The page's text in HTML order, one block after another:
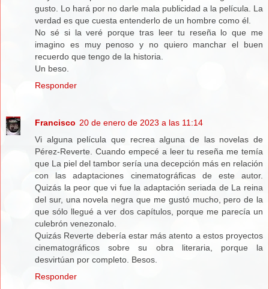
gusto. Lo hará por no darle mala publicidad a la película. La
verdad es que cuesta entenderlo de un hombre como él.
No sé si la veré porque tras leer tu reseña lo que me
imagino es muy penoso y no quiero manchar el buen
recuerdo que tengo de la historia.
Un beso.
Responder
Francisco 20 de enero de 2023 a las 11:14
Vi alguna película que recrea alguna de las novelas de
Pérez-Reverte. Cuando empecé a leer tu reseña me temía
que La piel del tambor sería una decepción más en relación
con las adaptaciones cinematográficas de este autor.
Quizás la peor que vi fue la adaptación seriada de La reina
del sur, una novela negra que me gustó mucho, pero de la
que sólo llegué a ver dos capítulos, porque me parecía un
culebrón venezonalo.
Quizás Reverte debería estar más atento a estos proyectos
cinematográficos sobre su obra literaria, porque la
desvirtúan por completo. Besos.
Responder